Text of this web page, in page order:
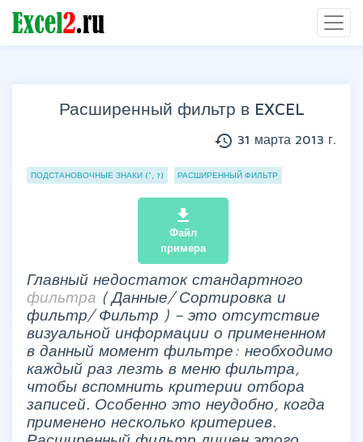
Расширенный фильтр в EXCEL
history 31 марта 2013 г.
Группы статей
ПОДСТАНОВОЧНЫЕ ЗНАКИ (*, ?) РАСШИРЕННЫЙ ФИЛЬТР
file_download
Файл
примера
Главный недостаток стандартного
фильтра (Данные/ Сортировка и
фильтр/ Фильтр ) – это отсутствие
визуальной информации о примененном
в данный момент фильтре: необходимо
каждый раз лезть в меню фильтра,
чтобы вспомнить критерии отбора
записей. Особенно это неудобно, когда
применено несколько критериев.